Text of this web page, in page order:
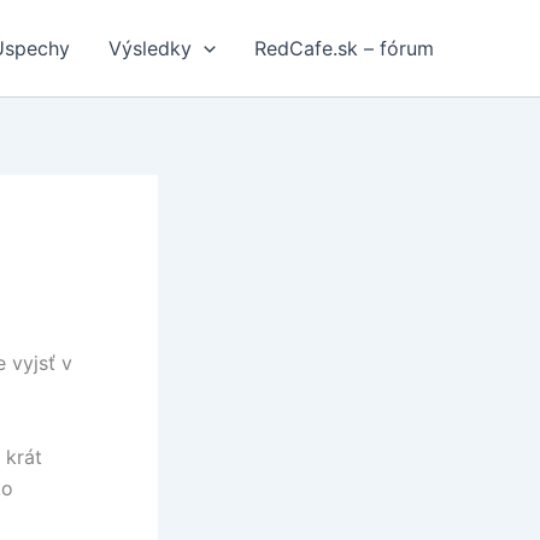
Výsledky RedCafe.sk – fórum
vyjsť v
krát